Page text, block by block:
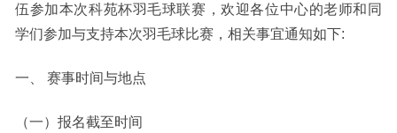
伍参加本次科苑杯羽毛球联赛，欢迎各位中心的老师和同
学们参加与支持本次羽毛球比赛，相关事宜通知如下:
一、 赛事时间与地点
（一）报名截至时间